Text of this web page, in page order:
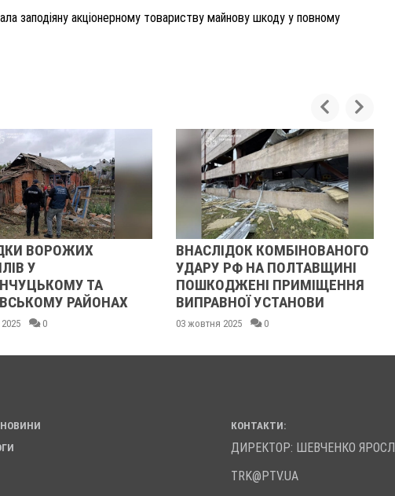
заподіяну акціонерному товариству майнову шкоду у повному
ВОРОЖИХ
У
ТА
РАЙОНАХ
0
ВНАСЛІДОК КОМБІНОВАНОГО
УДАРУ РФ НА ПОЛТАВЩИНІ
ПОШКОДЖЕНІ ПРИМІЩЕННЯ
ВИПРАВНОЇ УСТАНОВИ
03 жовтня 2025 0
НОВИНИ
КОНТАКТИ:
ДИРЕКТОР: ШЕВЧЕНКО
TRK@PTV.UA